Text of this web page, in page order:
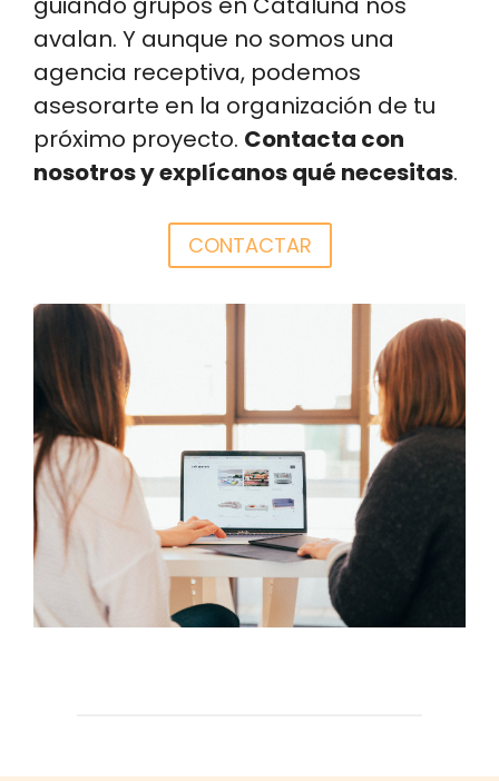
avalan. Y aunque no somos una
agencia receptiva, podemos
asesorarte en la organización de tu
próximo proyecto. Contacta con
nosotros y explícanos qué necesitas.
CONTACTAR